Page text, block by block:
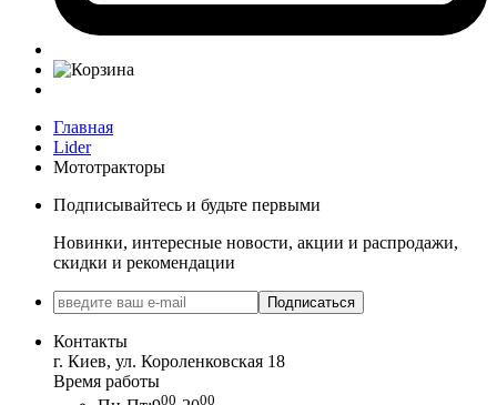
Главная
Lider
Мототракторы
Подписывайтесь и будьте первыми
Новинки, интересные новости, акции и распродажи,
скидки и рекомендации
Подписаться
Контакты
г. Киев, ул. Короленковская 18
Время работы
00 00